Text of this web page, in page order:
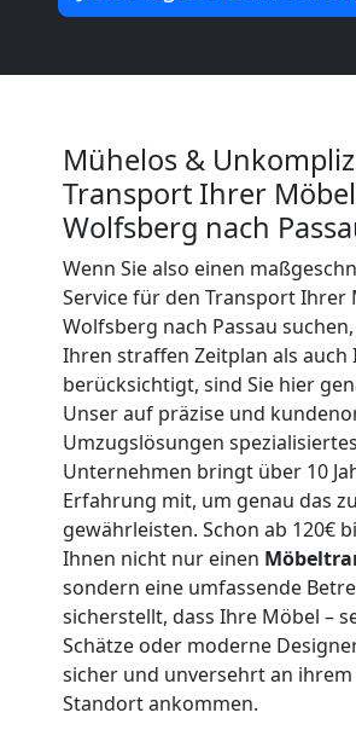
Mühelos &
Transport Ihrer
Wolfsberg nach
Wenn Sie also einen
Service für den Transport Ihrer
Wolfsberg nach Passau
Ihren straffen Zeitplan als auch
berücksichtigt, sind Sie hier
Unser auf präzise und
Umzugslösungen spezialisiertes
Unternehmen bringt über 10
Erfahrung mit, um genau das zu
gewährleisten. Schon ab 120€
Ihnen nicht nur einen
sondern eine umfassende
sicherstellt, dass Ihre Möbel –
Schätze oder moderne
sicher und unversehrt an ihrem
Standort ankommen.
Kunsttransport
Wolfsberg
Umzug
Wolfsberg
Mann
LKW
Möbellift